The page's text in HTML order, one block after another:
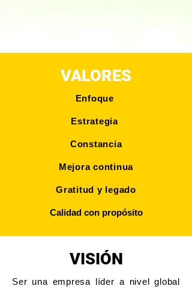
VALORES
Enfoque
Estrategia
Constancia
Mejora continua
Gratitud y legado
Calidad con propósito
VISIÓN
Ser una empresa líder a nivel global